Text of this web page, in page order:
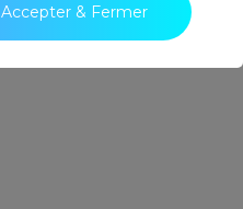
Accepter & Fermer